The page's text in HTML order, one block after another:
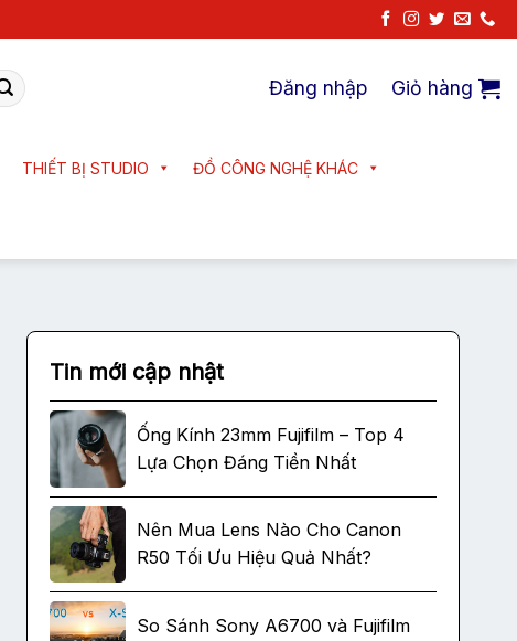
Đăng nhập Giỏ hàng
THIẾT BỊ STUDIO ĐỒ CÔNG NGHỆ KHÁC
Tin mới cập nhật
Ống Kính 23mm Fujifilm – Top 4
Lựa Chọn Đáng Tiền Nhất
Nên Mua Lens Nào Cho Canon
R50 Tối Ưu Hiệu Quả Nhất?
So Sánh Sony A6700 và Fujifilm